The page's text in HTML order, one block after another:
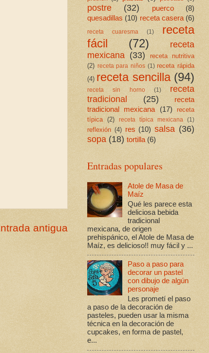
antigua
postre (32) puerco
(8)
quesadillas (10) receta casera (6)
receta cuaresma (1)
receta
fácil
(72)
receta
mexicana (33)
receta nutritiva
(2) receta para niños (1) receta rápida
(4) receta sencilla (94)
receta sin horno (1)
receta
tradicional
(25)
receta
tradicional mexicana
(17)
receta
típica (2) receta típica mexicana (1)
reflexión (4) res (10) salsa (36)
sopa (18) tortilla (6)
Entradas populares
Atole de Masa de
Maíz
Qué les parece esta
deliciosa bebida
tradicional
mexicana, de origen
prehispánico, el Atole de Masa de
Maíz, es delicioso!! muy fácil y ...
Paso a paso para
decorar un pastel
con dibujo de algún
personaje
Les prometí el paso
a paso de la decoración de
pasteles, pueden usar la misma
técnica en la decoración de
cupcakes, en forma de pastel,
e...